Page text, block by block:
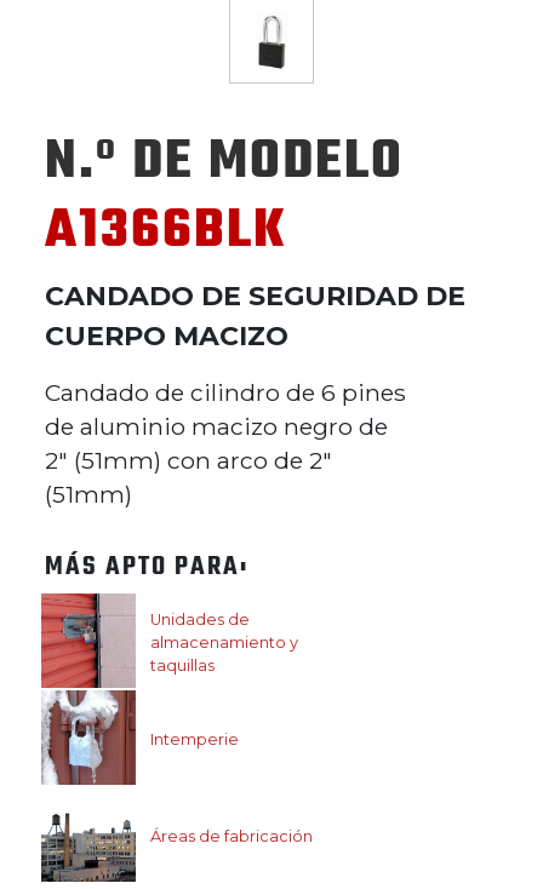
N.º DE MODELO
A1366BLK
CANDADO DE SEGURIDAD DE
CUERPO MACIZO
Candado de cilindro de 6 pines
de aluminio macizo negro de
2" (51mm) con arco de 2"
(51mm)
MÁS APTO PARA:
Unidades de
almacenamiento y
taquillas
Intemperie
Áreas de fabricación